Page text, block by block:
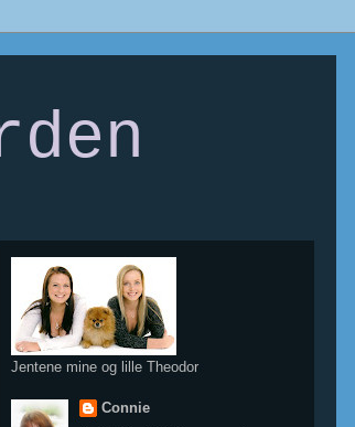
Jentene mine og lille Theodor
Connie